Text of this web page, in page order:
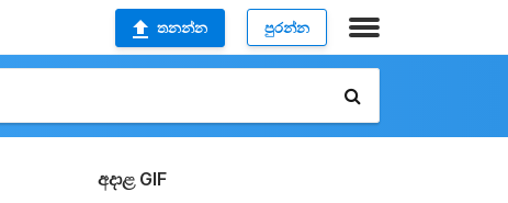
තනන්න පුරන්න
අදාළ GIF